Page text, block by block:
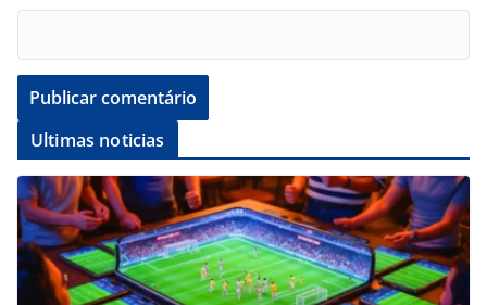
Ultimas noticias